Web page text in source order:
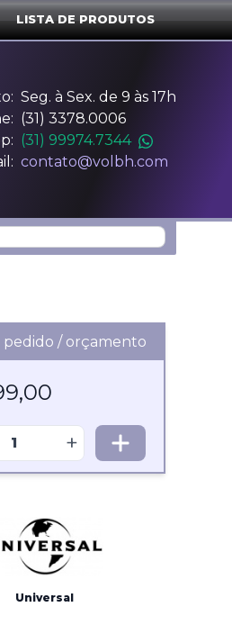
LISTA DE PRODUTOS
Seg. à Sex. de 9 às 17h
(31) 3378.0006
(31) 99974.7344
contato@volbh.com
pedido / orçamento
+
Universal